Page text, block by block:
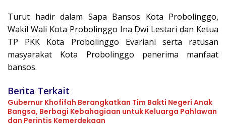
Turut hadir dalam Sapa Bansos Kota Probolinggo,
Wakil Wali Kota Probolinggo Ina Dwi Lestari dan Ketua
TP PKK Kota Probolinggo Evariani serta ratusan
masyarakat Kota Probolinggo penerima manfaat
bansos.
Berita Terkait
Gubernur Khofifah Berangkatkan Tim Bakti Negeri Anak
Bangsa, Berbagi Kebahagiaan untuk Keluarga Pahlawan
dan Perintis Kemerdekaan